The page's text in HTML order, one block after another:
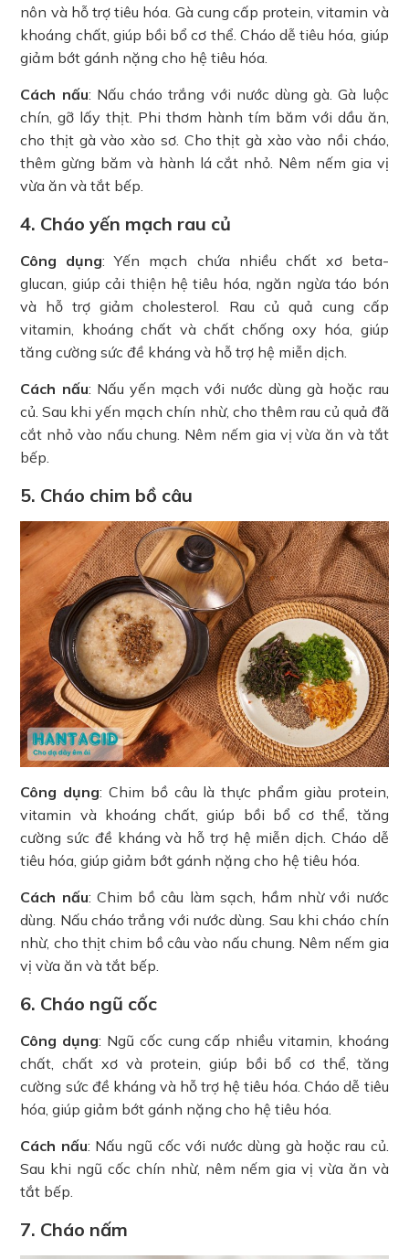
nôn và hỗ trợ tiêu hóa. Gà cung cấp protein, vitamin và
khoáng chất, giúp bồi bổ cơ thể. Cháo dễ tiêu hóa, giúp
giảm bớt gánh nặng cho hệ tiêu hóa.
Cách nấu: Nấu cháo trắng với nước dùng gà. Gà luộc
chín, gỡ lấy thịt. Phi thơm hành tím băm với dầu ăn,
cho thịt gà vào xào sơ. Cho thịt gà xào vào nồi cháo,
thêm gừng băm và hành lá cắt nhỏ. Nêm nếm gia vị
vừa ăn và tắt bếp.
4. Cháo yến mạch rau củ
Công dụng: Yến mạch chứa nhiều chất xơ beta-
glucan, giúp cải thiện hệ tiêu hóa, ngăn ngừa táo bón
và hỗ trợ giảm cholesterol. Rau củ quả cung cấp
vitamin, khoáng chất và chất chống oxy hóa, giúp
tăng cường sức đề kháng và hỗ trợ hệ miễn dịch.
Cách nấu: Nấu yến mạch với nước dùng gà hoặc rau
củ. Sau khi yến mạch chín nhừ, cho thêm rau củ quả đã
cắt nhỏ vào nấu chung. Nêm nếm gia vị vừa ăn và tắt
bếp.
5. Cháo chim bồ câu
Công dụng: Chim bồ câu là thực phẩm giàu protein,
vitamin và khoáng chất, giúp bồi bổ cơ thể, tăng
cường sức đề kháng và hỗ trợ hệ miễn dịch. Cháo dễ
tiêu hóa, giúp giảm bớt gánh nặng cho hệ tiêu hóa.
Cách nấu: Chim bồ câu làm sạch, hầm nhừ với nước
dùng. Nấu cháo trắng với nước dùng. Sau khi cháo chín
nhừ, cho thịt chim bồ câu vào nấu chung. Nêm nếm gia
vị vừa ăn và tắt bếp.
6. Cháo ngũ cốc
Công dụng: Ngũ cốc cung cấp nhiều vitamin, khoáng
chất, chất xơ và protein, giúp bồi bổ cơ thể, tăng
cường sức đề kháng và hỗ trợ hệ tiêu hóa. Cháo dễ tiêu
hóa, giúp giảm bớt gánh nặng cho hệ tiêu hóa.
Cách nấu: Nấu ngũ cốc với nước dùng gà hoặc rau củ.
Sau khi ngũ cốc chín nhừ, nêm nếm gia vị vừa ăn và
tắt bếp.
7. Cháo nấm